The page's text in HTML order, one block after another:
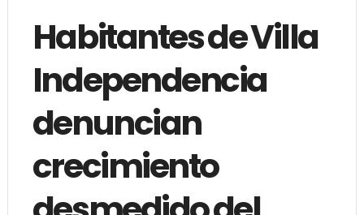
Habitantes de Villa
Independencia
denuncian
crecimiento